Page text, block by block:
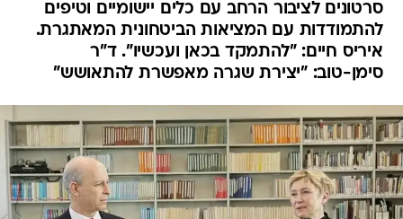
סרטונים לציבור הרחב עם כלים יישומיים וטיפים
להתמודדות עם המציאות הביטחונית המאתגרת.
איריס חיים: "להתמקד בכאן ועכשיו". ד"ר
סימן-טוב: "יצירת שגרה מאפשרת להתאושש"